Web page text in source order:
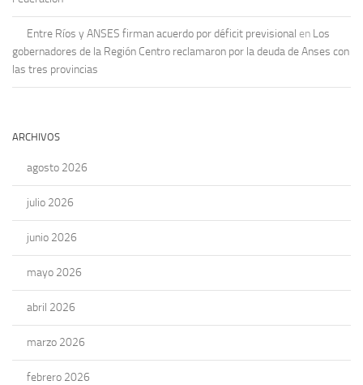
Entre Ríos y ANSES firman acuerdo por déficit previsional en Los
gobernadores de la Región Centro reclamaron por la deuda de Anses con
las tres provincias
ARCHIVOS
agosto 2026
julio 2026
junio 2026
mayo 2026
abril 2026
marzo 2026
febrero 2026